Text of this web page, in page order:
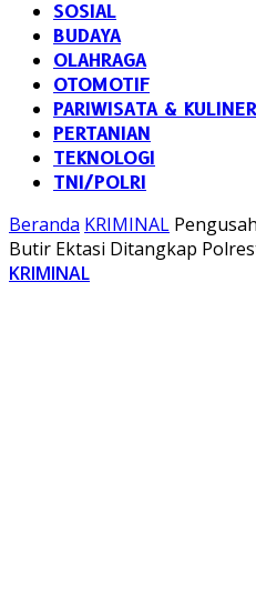
SOSIAL
BUDAYA
OLAHRAGA
OTOMOTIF
PARIWISATA & KULINER
PERTANIAN
TEKNOLOGI
TNI/POLRI
Beranda KRIMINAL
Butir Ektasi Ditangkap
KRIMINAL